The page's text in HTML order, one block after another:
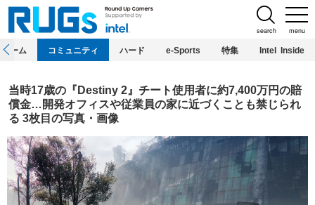
menu
search
ホーム コミュニティ ハード e-Sports 特集 Intel Inside
当時17歳の『Destiny 2』チート使用者に約7,400万円の賠
償金…開発オフィスや従業員の家に近づくことも禁じられ
る 3枚目の写真・画像